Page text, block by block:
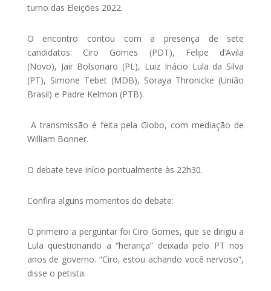
turno das Eleições 2022.
O encontro contou com a presença de sete
candidatos: Ciro Gomes (PDT), Felipe d’Avila
(Novo), Jair Bolsonaro (PL), Luiz Inácio Lula da Silva
(PT), Simone Tebet (MDB), Soraya Thronicke (União
Brasil) e Padre Kelmon (PTB).
A transmissão é feita pela Globo, com mediação de
William Bonner.
O debate teve início pontualmente às 22h30.
Confira alguns momentos do debate:
O primeiro a perguntar foi Ciro Gomes, que se dirigiu a
Lula questionando a “herança” deixada pelo PT nos
anos de governo. “Ciro, estou achando você nervoso”,
disse o petista.